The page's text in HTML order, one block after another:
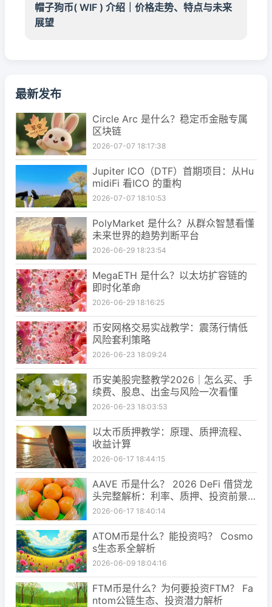
帽子狗币( WIF ) 介绍｜价格走势、特点与未来
展望
最新发布
Circle Arc 是什么？稳定币金融专属
区块链
2026-07-07 18:17:38
Jupiter ICO（DTF）首期项目：从Hu
midiFi 看ICO 的重构
2026-07-07 18:10:53
PolyMarket 是什么？从群众智慧看懂
未来世界的趋势判断平台
2026-06-29 18:23:54
MegaETH 是什么？以太坊扩容链的
即时化革命
2026-06-29 18:16:25
币安网格交易实战教学：震荡行情低
风险套利策略
2026-06-23 18:09:24
币安美股完整教学2026｜怎么买、手
续费、股息、出金与风险一次看懂
2026-06-23 18:03:53
以太币质押教学：原理、质押流程、
收益计算
2026-06-17 18:44:15
AAVE 币是什么？ 2026 DeFi 借贷龙
头完整解析：利率、质押、投资前景
一次看懂
2026-06-17 18:40:14
ATOM币是什么？能投资吗？ Cosmo
s生态系全解析
2026-06-09 18:04:16
FTM币是什么？为何要投资FTM？ Fa
ntom公链生态、投资潜力解析